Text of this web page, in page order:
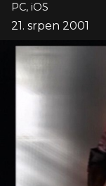
PC, iOS
21. srpen 2001